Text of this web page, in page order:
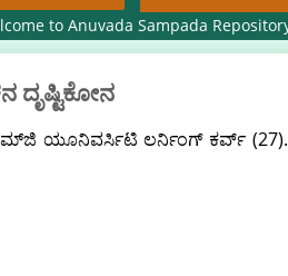
to Anuvada Sampada Repository
ದೃಷ್ಟಿಕೋನ
ಯೂನಿವರ್ಸಿಟಿ ಲರ್ನಿಂಗ್ ಕರ್ವ್ (27).